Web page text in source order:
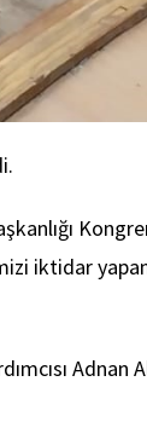
iktidar
Adnan